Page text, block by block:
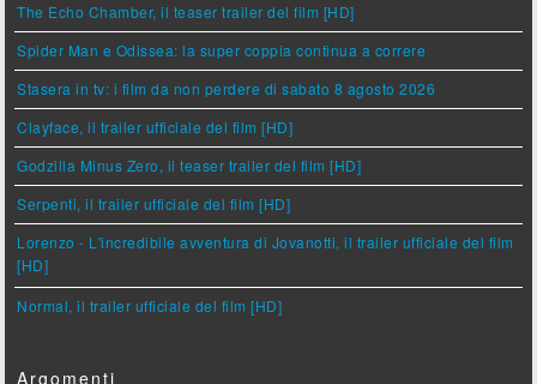
The Echo Chamber, il teaser trailer del film [HD]
Spider Man e Odissea: la super coppia continua a correre
Stasera in tv: i film da non perdere di sabato 8 agosto 2026
Clayface, il trailer ufficiale del film [HD]
Godzilla Minus Zero, il teaser trailer del film [HD]
Serpenti, il trailer ufficiale del film [HD]
Lorenzo - L'incredibile avventura di Jovanotti, il trailer ufficiale del film
[HD]
Normal, il trailer ufficiale del film [HD]
Argomenti